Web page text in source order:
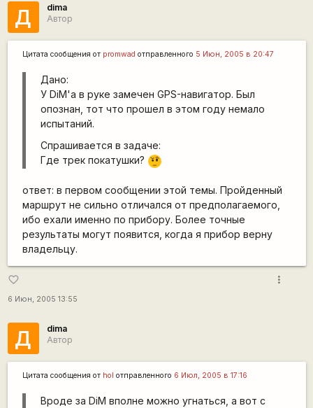
Д
dima
Автор
Цитата сообщения от promwad отправленного 5 Июн, 2005 в 20:47
Дано:
У DiM'а в руке замечен GPS-навигатор. Был
опознан, тот что прошел в этом году немало
испытаний.
Спрашивается в задаче:
Где трек покатушки? ???
ответ: в первом сообщении этой темы. Пройденный
маршрут не сильно отличался от предполагаемого,
ибо ехали именно по прибору. Более точные
результаты могут появится, когда я прибор верну
владельцу.
favorite_border
6 Июн, 2005 13:55
more_vert
Д
dima
Автор
Цитата сообщения от hol отправленного 6 Июл, 2005 в 17:16
Вроде за DiM вполне можно угнаться, а вот с